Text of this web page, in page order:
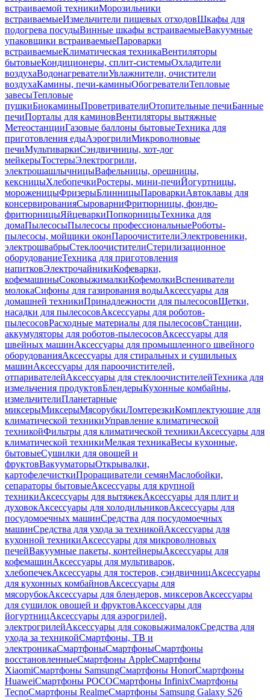
встраиваемой техникиМорозильники
встраиваемыеИзмельчители пищевых отходовШкафы для
подогрева посудыВинные шкафы встраиваемыеВакуумные
упаковщики встраиваемыеПароварки
встраиваемыеКлиматическая техникаВентиляторы
бытовыеКондиционеры, сплит-системыОхладители
воздухаВодонагревателиУвлажнители, очистители
воздухаКамины, печи-каминыОбогревателиТепловые
завесыТепловые
пушкиБиокаминыПроветривателиОтопительные печиБанные
печиПорталы для каминовВентиляторы вытяжные
МетеостанцииГазовые баллоны бытовыеТехника для
приготовления едыАэрогрилиМикроволновые
печиМультиваркиСэндвичницы, хот-дог
мейкерыТостерыЭлектрогрили,
электрошашлычницыВафельницы, орешницы,
кексницыХлебопечкиРостеры, мини-печиЙогуртницы,
мороженицыФризерыБлинницыПароваркиАвтоклавы для
консервированияСыроварниФритюрницы, фондю-
фритюрницыЯйцеваркиПопкорницыТехника для
домаПылесосыПылесосы профессиональныеРоботы-
пылесосы, мойщики оконПароочистителиЭлектровеники,
электрошвабрыСтеклоочистителиСтерилизационное
оборудованиеТехника для приготовления
напитковЭлектрочайникиКофеварки,
кофемашиныСоковыжималкиКофемолкиВспениватели
молокаСифоны для газирования водыАксессуары для
домашней техникиПринадлежности для пылесосовЩетки,
насадки для пылесосовАксессуары для роботов-
пылесосовРасходные материалы для пылесосовСтанции,
аккумуляторы для роботов-пылесосовАксессуары для
швейных машинАксессуары для промышленного швейного
оборудованияАксессуары для стиральных и сушильных
машинАксессуары для пароочистителей,
отпаривателейАксессуары для стеклоочистителейТехника для
измельчения продуктовБлендерыКухонные комбайны,
измельчителиПланетарные
миксерыМиксерыМясорубкиЛомтерезкиКомплектующие для
климатической техникиУправление климатической
техникойФильтры для климатической техникиАксессуары для
климатической техникиМелкая техникаВесы кухонные,
бытовыеСушилки для овощей и
фруктовВакууматорыОткрывалки,
картофелечисткиПроращиватели семянМаслобойки,
сепараторы бытовыеАксессуары для крупной
техникиАксессуары для вытяжекАксессуары для плит и
духовокАксессуары для холодильниковАксессуары для
посудомоечных машинСредства для посудомоечных
машинСредства для ухода за техникойАксессуары для
кухонной техникиАксессуары для микроволновых
печейВакуумные пакеты, контейнерыАксессуары для
кофемашинАксессуары для мультиварок,
хлебопечекАксессуары для тостеров, сэндвичницАксессуары
для кухонных комбайновАксессуары для
мясорубокАксессуары для блендеров, миксеровАксессуары
для сушилок овощей и фруктовАксессуары для
йогуртницАксессуары для аэрогрилей,
электрогрилейАксессуары для соковыжималокСредства для
ухода за техникойСмартфоны, ТВ и
электроникаСмартфоныСмартфоныСмартфоны
восстановленныеСмартфоны AppleСмартфоны
XiaomiСмартфоны SamsungСмартфоны HonorСмартфоны
HuaweiСмартфоны POCOСмартфоны InfinixСмартфоны
TecnoСмартфоны RealmeСмартфоны Samsung Galaxy S26